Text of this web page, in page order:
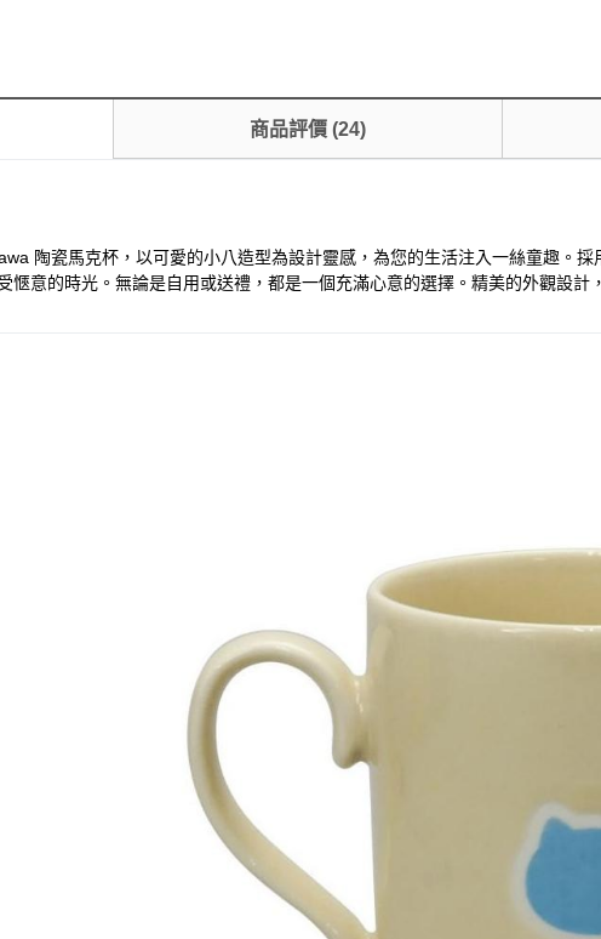
商品評價 (24)
陶瓷馬克杯，以可愛的小八造型為設計靈感，為您的生活注入一絲童趣。
愜意的時光。無論是自用或送禮，都是一個充滿心意的選擇。精美的外觀設計